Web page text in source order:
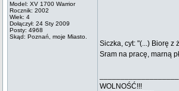
Model: XV 1700 Warrior
Rocznik: 2002
Wiek: 4
Dołączył: 24 Sty 2009
Posty: 4968
Skąd: Poznań, moje Miasto.
Siczka, cyt: "(...) Biorę z
Sram na pracę, marną
WOLNOŚĆ!!!